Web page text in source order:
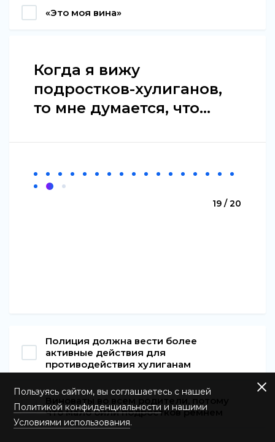
«Это моя вина»
Когда я вижу
подростков-хулиганов,
то мне думается, что...
19 / 20
Полиция должна вести более
активные действия для
противодействия хулиганам
Виноваты во всем родители, потому
что мало били подростков ремнем
Пользуясь сайтом, вы соглашаетесь с нашей
Политикой конфиденциальности и нашими
Условиями использования.